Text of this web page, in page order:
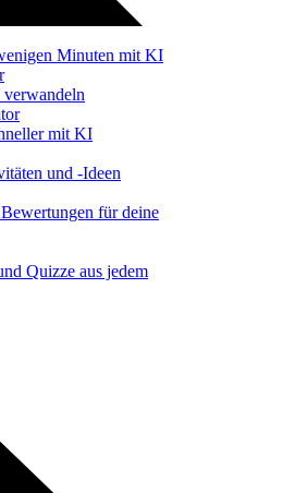
Minuten mit KI
mit KI
und -Ideen
für deine
Quizze aus jedem